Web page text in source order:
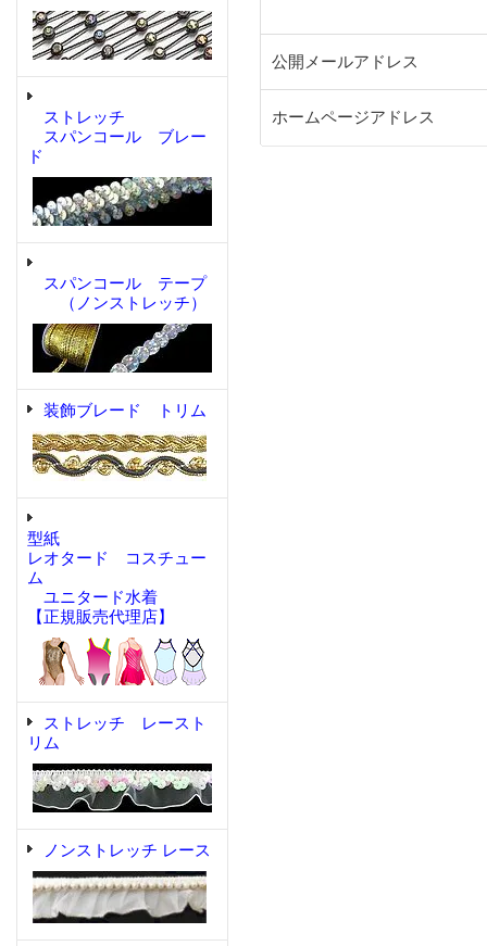
ストレッチ
スパンコール ブレー
ド
スパンコール テープ
（ノンストレッチ）
装飾ブレード トリム
型紙
レオタード コスチュー
ム
ユニタード水着
【正規販売代理店】
ストレッチ レースト
リム
ノンストレッチ レース
公開メールアドレス
ホームページアドレス